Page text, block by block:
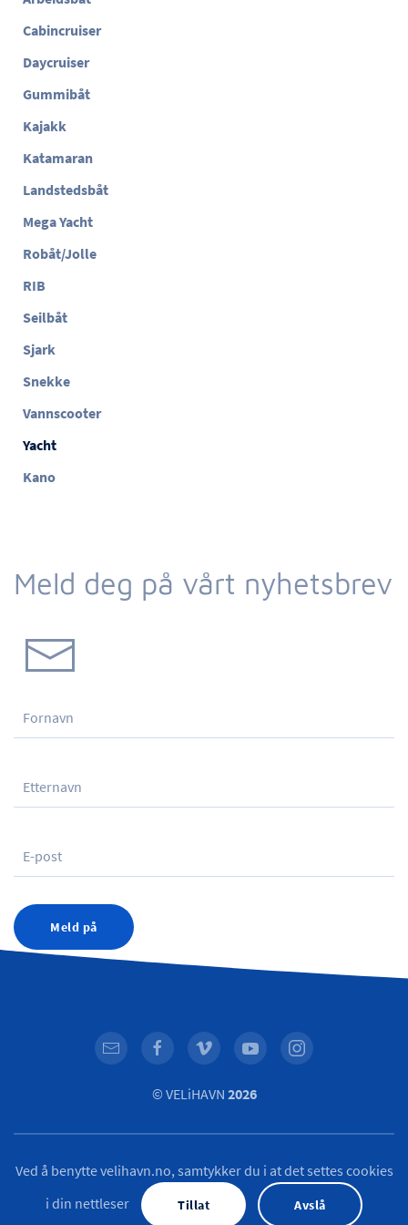
Cabincruiser
Daycruiser
Gummibåt
Kajakk
Katamaran
Landstedsbåt
Mega Yacht
Robåt/Jolle
RIB
Seilbåt
Sjark
Snekke
Vannscooter
Yacht
Kano
Meld deg på vårt nyhetsbrev
Meld på
© VELiHAVN 2026
Ved å benytte velihavn.no, samtykker du i at det settes cookies
i din nettleser
Tillat Avslå